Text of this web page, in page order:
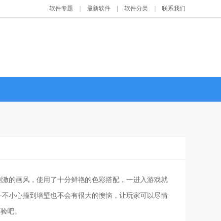
软件专题 最新软件 软件分类 联系我们
的画风，使用了十分鲜艳的色彩搭配，一进入游戏就
小心撞到墙壁也不会有很大的懊恼，让玩家可以尽情
吧。